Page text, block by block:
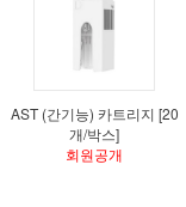
AST (간기능) 카트리지 [20
개/박스]
회원공개